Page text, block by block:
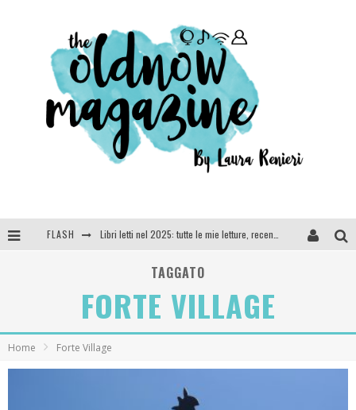
FLASH
SEE YOU AT 5 | Chanel
Anya Taylor-Joy, Jisoo e Willow Smith protagoniste della nuova campagna Dior Addict
Libri letti nel 2025: tutte le mie letture, recensioni e giudizi
TAGGATO
FORTE VILLAGE
Home Forte Village